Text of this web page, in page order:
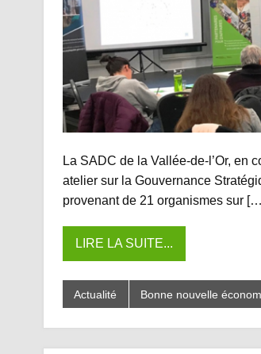
La SADC de la Vallée-de-l’Or, en
atelier sur la Gouvernance
provenant de 21 organismes sur
LIRE LA SUITE...
Actualité Bonne nouvelle